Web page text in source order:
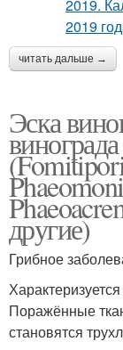
читать дальше →
Эска
другие)
Грибное
Поражённые
становятся